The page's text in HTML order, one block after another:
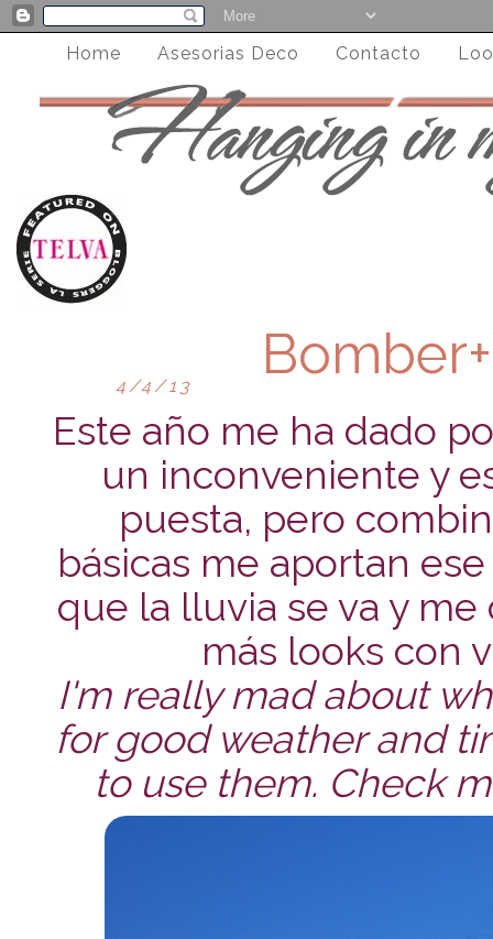
Home Asesorias Deco Contacto
4/4/13
Este año me ha dado
un inconveniente y
puesta, pero
básicas me aportan
que la lluvia se va y me
más looks con
I'm really mad about
for good weather and
to use them. Check